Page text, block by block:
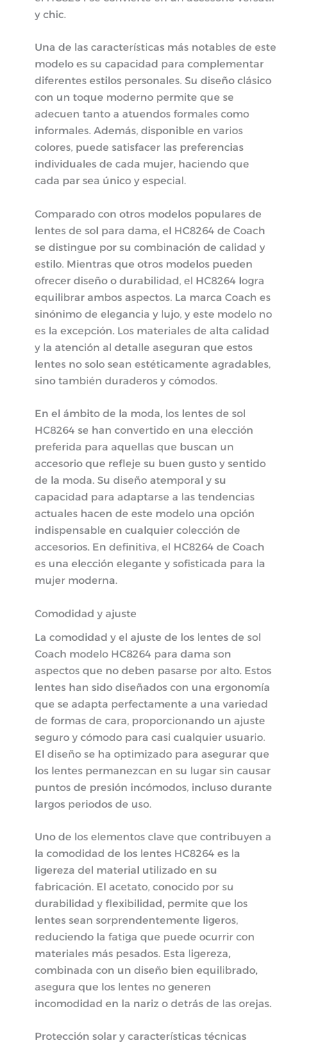
y chic.
Una de las características más notables de este
modelo es su capacidad para complementar
diferentes estilos personales. Su diseño clásico
con un toque moderno permite que se
adecuen tanto a atuendos formales como
informales. Además, disponible en varios
colores, puede satisfacer las preferencias
individuales de cada mujer, haciendo que
cada par sea único y especial.
Comparado con otros modelos populares de
lentes de sol para dama, el HC8264 de Coach
se distingue por su combinación de calidad y
estilo. Mientras que otros modelos pueden
ofrecer diseño o durabilidad, el HC8264 logra
equilibrar ambos aspectos. La marca Coach es
sinónimo de elegancia y lujo, y este modelo no
es la excepción. Los materiales de alta calidad
y la atención al detalle aseguran que estos
lentes no solo sean estéticamente agradables,
sino también duraderos y cómodos.
En el ámbito de la moda, los lentes de sol
HC8264 se han convertido en una elección
preferida para aquellas que buscan un
accesorio que refleje su buen gusto y sentido
de la moda. Su diseño atemporal y su
capacidad para adaptarse a las tendencias
actuales hacen de este modelo una opción
indispensable en cualquier colección de
accesorios. En definitiva, el HC8264 de Coach
es una elección elegante y sofisticada para la
mujer moderna.
Comodidad y ajuste
La comodidad y el ajuste de los lentes de sol
Coach modelo HC8264 para dama son
aspectos que no deben pasarse por alto. Estos
lentes han sido diseñados con una ergonomía
que se adapta perfectamente a una variedad
de formas de cara, proporcionando un ajuste
seguro y cómodo para casi cualquier usuario.
El diseño se ha optimizado para asegurar que
los lentes permanezcan en su lugar sin causar
puntos de presión incómodos, incluso durante
largos periodos de uso.
Uno de los elementos clave que contribuyen a
la comodidad de los lentes HC8264 es la
ligereza del material utilizado en su
fabricación. El acetato, conocido por su
durabilidad y flexibilidad, permite que los
lentes sean sorprendentemente ligeros,
reduciendo la fatiga que puede ocurrir con
materiales más pesados. Esta ligereza,
combinada con un diseño bien equilibrado,
asegura que los lentes no generen
incomodidad en la nariz o detrás de las orejas.
Protección solar y características técnicas